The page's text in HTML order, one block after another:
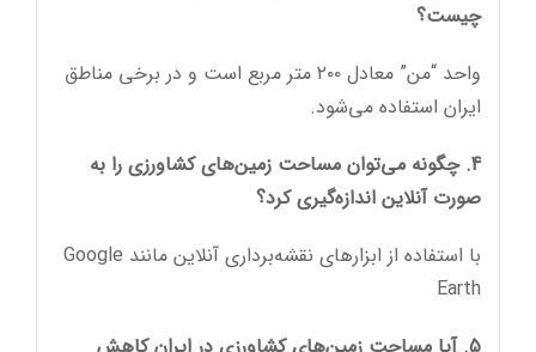
چیست؟
واحد “من” معادل ۲۰۰ متر مربع است و در برخی مناطق
ایران استفاده می‌شود.
4. چگونه می‌توان مساحت زمین‌های کشاورزی را به
صورت آنلاین اندازه‌گیری کرد؟
با استفاده از ابزارهای نقشه‌برداری آنلاین مانند Google
Earth